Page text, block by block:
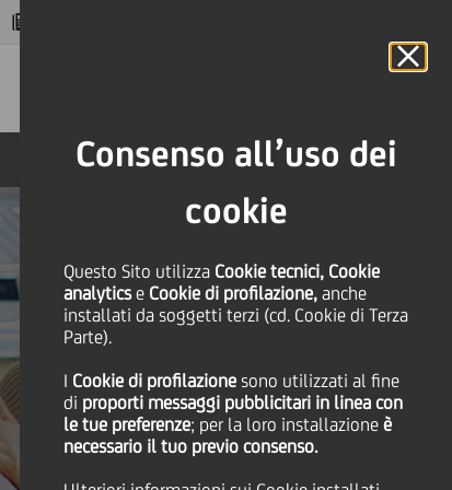
Consenso all’uso dei
cookie
Questo Sito utilizza Cookie tecnici, Cookie
analyticse Cookie di profilazione, anche
installati da soggetti terzi (cd. Cookie di Terza
Parte).
I Cookie di profilazione sono utilizzati al fine
di proporti messaggi pubblicitari in linea con
le tue preferenze; per la loro installazione è
necessario il tuo previo consenso.